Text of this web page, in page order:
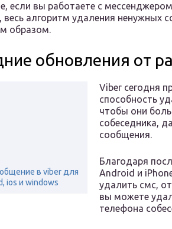
если вы работаете с
весь алгоритм удаления ненужных
образом.
обновления от
в viber для
ios и windows
Viber сегодня
способность
чтобы они
собеседника,
сообщения.
Благодаря
Android и
удалить смс,
вы можете
телефона